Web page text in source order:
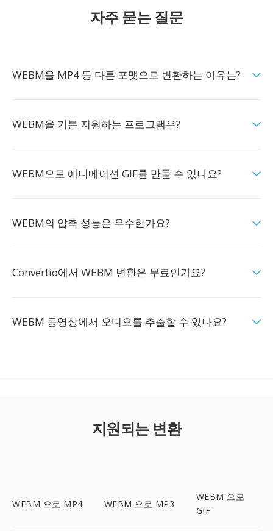
자주 묻는 질문
WEBM을 MP4 등 다른 포맷으로 변환하는 이유는?
WEBM을 기본 지원하는 프로그램은?
WEBM으로 애니메이션 GIF를 만들 수 있나요?
WEBM의 압축 성능은 우수한가요?
Convertio에서 WEBM 변환은 무료인가요?
WEBM 동영상에서 오디오를 추출할 수 있나요?
지원되는 변환
WEBM 으로 MP4 WEBM 으로 MP3
WEBM 으로
GIF